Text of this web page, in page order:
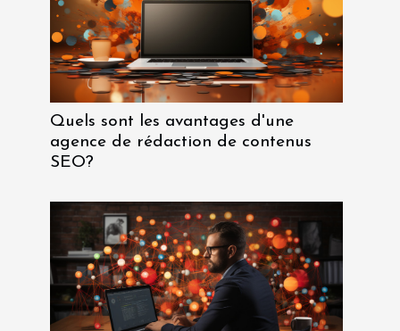
Quels sont les avantages d'une
agence de rédaction de contenus
SEO?